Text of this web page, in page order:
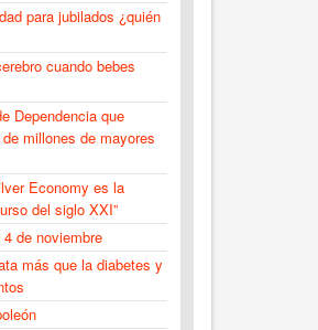
para jubilados ¿quién
cuando bebes
Dependencia que
millones de mayores
Economy es la
del siglo XXI”
de noviembre
más que la diabetes y